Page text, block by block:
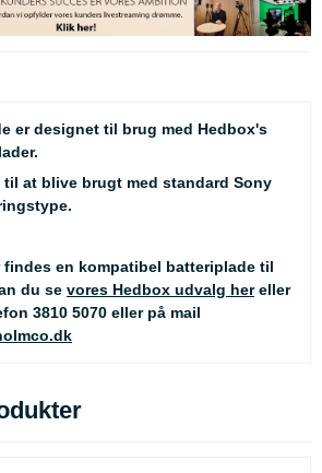
er designet til brug med Hedbox's
til at blive brugt med standard Sony
findes en kompatibel batteriplade til
du se vores Hedbox udvalg hereller
3810 5070 eller på mail